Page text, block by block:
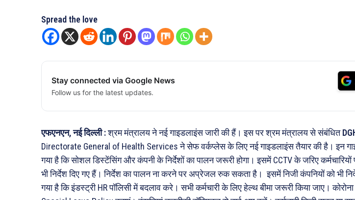
Spread the love
Stay connected via Google News
Follow us for the latest updates.
एफएनएन, नई दिल्ली :श्रम मंत्रालय ने नई गाइडलाइंस जारी की हैं। इस पर श्रम मंत्रालय से संबंधित
Directorate General of Health Services ने सेफ वर्कप्लेस के लिए नई गाइडलाइंस तैयार की है। इन
गया है कि सोशल डिस्टेंसिंग और कंपनी के निर्देशों का पालन जरूरी होगा। इसमें CCTV के जरिए
भी निर्देश दिए गए हैं। निर्देश का पालन ना करने पर अप्रेजल रुक सकता है। इसमें निजी कंपनियों को भी
गया है कि इंडस्ट्री HR पॉलिसी में बदलाव करे। सभी कर्मचारी के लिए हेल्थ बीमा जरूरी किया जाए।